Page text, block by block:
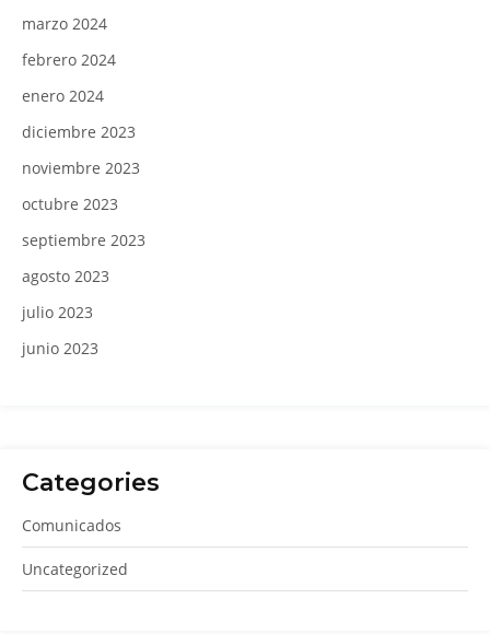
marzo 2024
febrero 2024
enero 2024
diciembre 2023
noviembre 2023
octubre 2023
septiembre 2023
agosto 2023
julio 2023
junio 2023
Categories
Comunicados
Uncategorized